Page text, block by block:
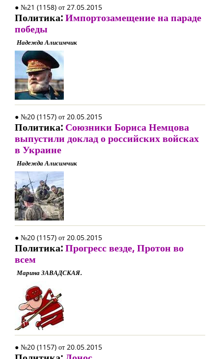
● №21 (1158) от 27.05.2015
Политика:Импортозамещение на параде
победы
Надежда Алисимчик
● №20 (1157) от 20.05.2015
Политика: Союзники Бориса Немцова
выпустили доклад о российских войсках
в Украине
Надежда Алисимчик
● №20 (1157) от 20.05.2015
Политика:Прогресс везде, Протон во
всем
Марина ЗАВАДСКАЯ.
● №20 (1157) от 20.05.2015